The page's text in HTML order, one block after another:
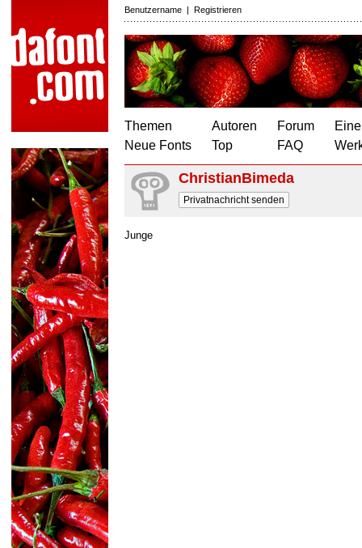
Benutzername | Registrieren
Themen
Neue Fonts
Autoren
Top
Forum
FAQ
ChristianBimeda
Privatnachricht senden
Junge